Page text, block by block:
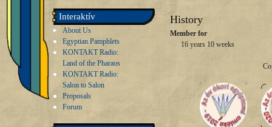
Interaktív
About Us
Egyptian Pamphlets
KONTAKT Radio:
Land of the Pharaos
KONTAKT Radio:
Salon to Salon
Proposals
Forum
History
Member for
16 years 10 weeks